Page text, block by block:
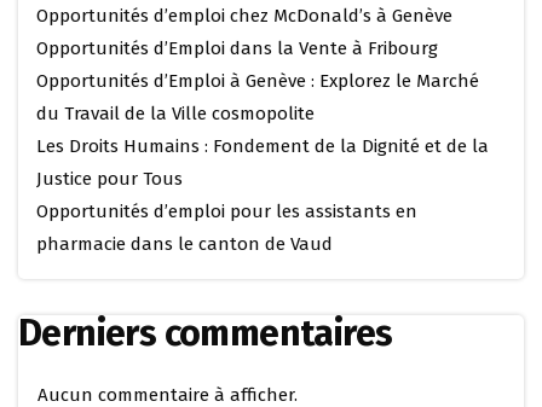
Opportunités d’emploi chez McDonald’s à Genève
Opportunités d’Emploi dans la Vente à Fribourg
Opportunités d’Emploi à Genève : Explorez le Marché
du Travail de la Ville cosmopolite
Les Droits Humains : Fondement de la Dignité et de la
Justice pour Tous
Opportunités d’emploi pour les assistants en
pharmacie dans le canton de Vaud
Derniers commentaires
Aucun commentaire à afficher.